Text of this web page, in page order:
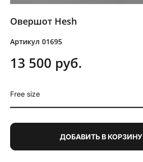
Овершот Hesh
Артикул 01695
13 500 pуб.
Free size
ДОБАВИТЬ В КОРЗИНУ